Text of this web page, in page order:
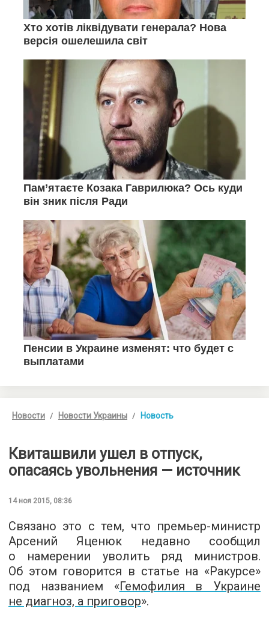
Новости Новости Украины Новость
Квиташвили ушел в отпуск,
опасаясь увольнения — источник
14 ноя 2015, 08:36
Связано это с тем, что премьер-министр
Арсений Яценюк недавно сообщил
о намерении уволить ряд министров.
Об этом говорится в статье на «Ракурсе»
под названием «Гемофилия в Украине
не диагноз, а приговор».